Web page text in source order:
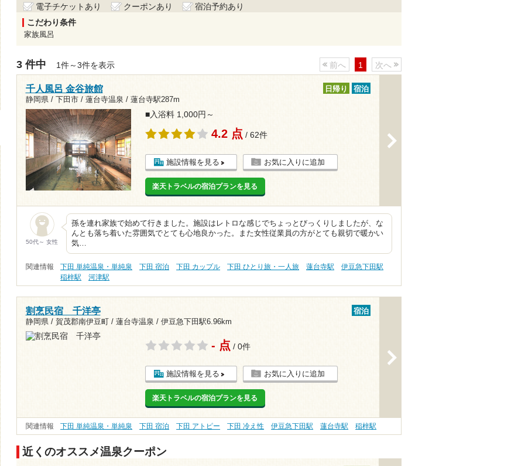
電子チケットあり クーポンあり
宿泊予約あり
こだわり条件
家族風呂
3 件中 1件～3件を表示 前へ 1 次へ
千人風呂 金谷旅館
静岡県 / 下田市 / 蓮台寺温泉 / 蓮台寺駅287m
日帰り 宿泊
■入浴料 1,000円～
4.2 点 / 62件
施設情報を見る お気に入りに追加
楽天トラベルの宿泊プランを見る
50代～ 女性
孫を連れ家族で始めて行きました。施設はレトロな感じでちょっとびっくりしましたが、な
んとも落ち着いた雰囲気でとても心地良かった。また女性従業員の方がとても親切で暖かい
気…
関連情報 下田 単純温泉・単純泉 下田 宿泊 下田 カップル 下田 ひとり旅・一人旅 蓮台寺駅
伊豆急下田駅
稲梓駅
河津駅
割烹民宿 千洋亭
静岡県 / 賀茂郡南伊豆町 / 蓮台寺温泉 / 伊豆急下田駅6.96km
宿泊
- 点 / 0件
施設情報を見る お気に入りに追加
楽天トラベルの宿泊プランを見る
関連情報 下田 単純温泉・単純泉 下田 宿泊 下田 アトピー 下田 冷え性 伊豆急下田駅 蓮台寺駅 稲梓駅
近くのオススメ温泉クーポン